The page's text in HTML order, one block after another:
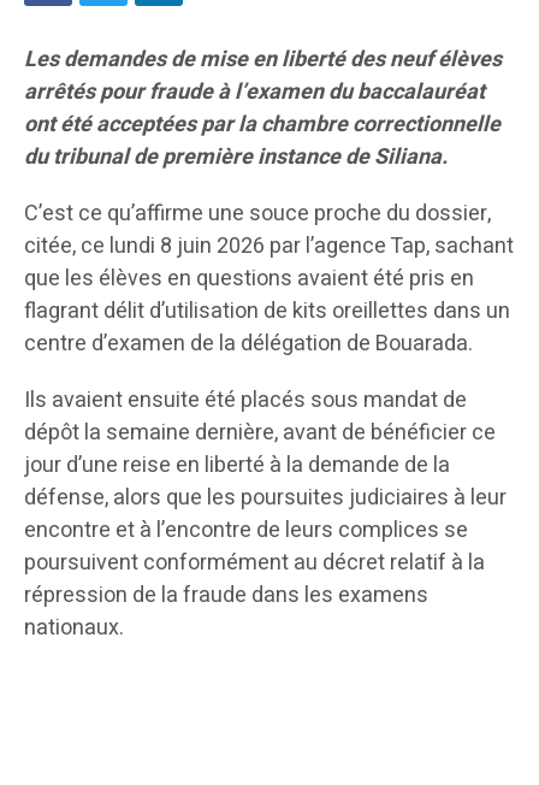
Les demandes de mise en liberté des neuf élèves
arrêtés pour fraude à l’examen du baccalauréat
ont été acceptées par la chambre correctionnelle
du tribunal de première instance de Siliana.
C’est ce qu’affirme une souce proche du dossier,
citée, ce lundi 8 juin 2026 par l’agence Tap, sachant
que les élèves en questions avaient été pris en
flagrant délit d’utilisation de kits oreillettes dans un
centre d’examen de la délégation de Bouarada.
Ils avaient ensuite été placés sous mandat de
dépôt la semaine dernière, avant de bénéficier ce
jour d’une reise en liberté à la demande de la
défense, alors que les poursuites judiciaires à leur
encontre et à l’encontre de leurs complices se
poursuivent conformément au décret relatif à la
répression de la fraude dans les examens
nationaux.